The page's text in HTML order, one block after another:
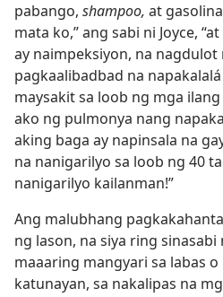
pabango, shampoo, at
mata ko,” ang sabi ni Joyce,
ay naimpeksiyon, na
pagkaalibadbad na
maysakit sa loob ng mga
ako ng pulmonya nang
aking baga ay napinsala na
na nanigarilyo sa loob ng 40
nanigarilyo kailanman!”
Ang malubhang
ng lason, na siya ring sinasabi
maaaring mangyari sa labas o
katunayan, sa nakalipas na